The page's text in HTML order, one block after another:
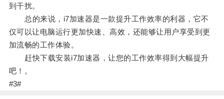
到干扰。
总的来说，i7加速器是一款提升工作效率的利器，它不
仅可以让电脑运行更加快速、高效，还能够让用户享受到更
加流畅的工作体验。
赶快下载安装i7加速器，让您的工作效率得到大幅提升
吧！。
#3#